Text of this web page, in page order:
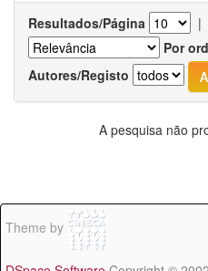
Resultados/Página |
Por
Autores/Registo
A pesquisa não
Theme by